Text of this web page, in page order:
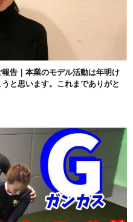
告｜本業のモデル活動は年明け
と思います。これまでありがと